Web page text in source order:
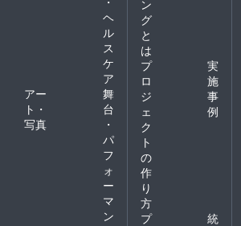
ヘ
ル
ス
ケ
ア
アー
ト・
写真
舞
台
・
パ
フ
ォ
ー
マ
ン
ン
グ
と
は
プ
ロ
ジ
ェ
ク
ト
の
作
り
方
実
施
事
例
プ
統